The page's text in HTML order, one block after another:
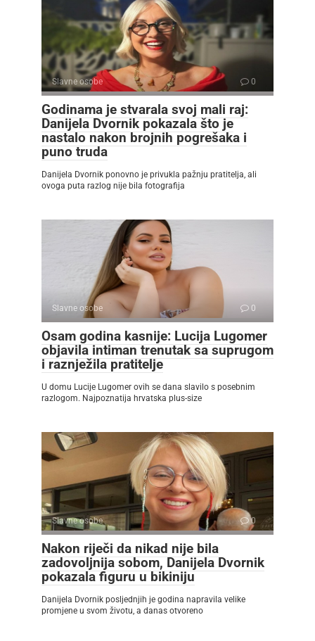
Slavne osobe 0
Godinama je stvarala svoj mali raj:
Danijela Dvornik pokazala što je
nastalo nakon brojnih pogrešaka i
puno truda
Danijela Dvornik ponovno je privukla pažnju pratitelja, ali
ovoga puta razlog nije bila fotografija
Slavne osobe 0
Osam godina kasnije: Lucija Lugomer
objavila intiman trenutak sa suprugom
i raznježila pratitelje
U domu Lucije Lugomer ovih se dana slavilo s posebnim
razlogom. Najpoznatija hrvatska plus-size
Slavne osobe 0
Nakon riječi da nikad nije bila
zadovoljnija sobom, Danijela Dvornik
pokazala figuru u bikiniju
Danijela Dvornik posljednjih je godina napravila velike
promjene u svom životu, a danas otvoreno